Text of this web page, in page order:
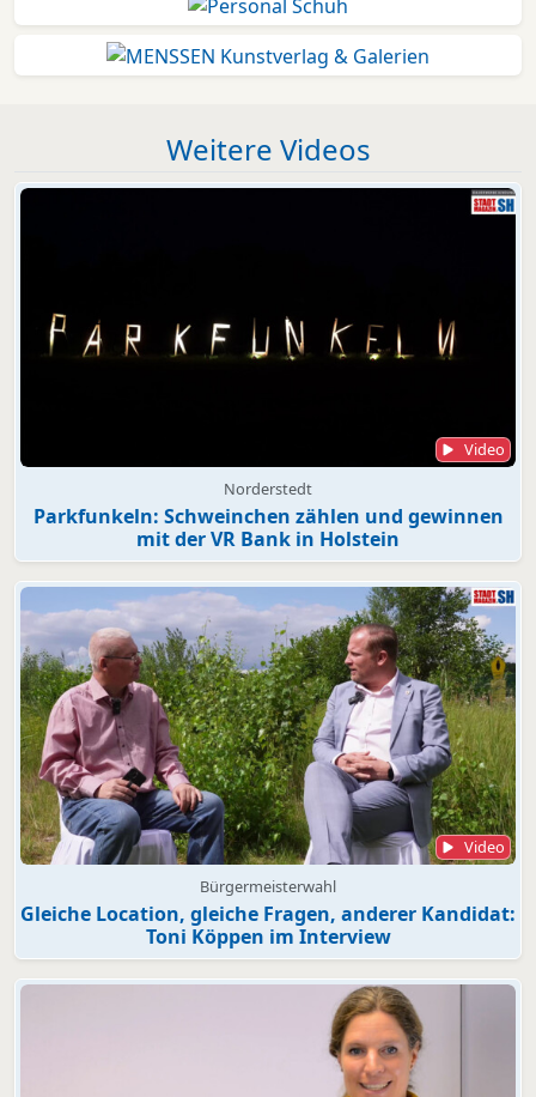
Weitere Videos
Video
Norderstedt
Parkfunkeln: Schweinchen zählen und gewinnen
mit der VR Bank in Holstein
Video
Bürgermeisterwahl
Gleiche Location, gleiche Fragen, anderer Kandidat:
Toni Köppen im Interview